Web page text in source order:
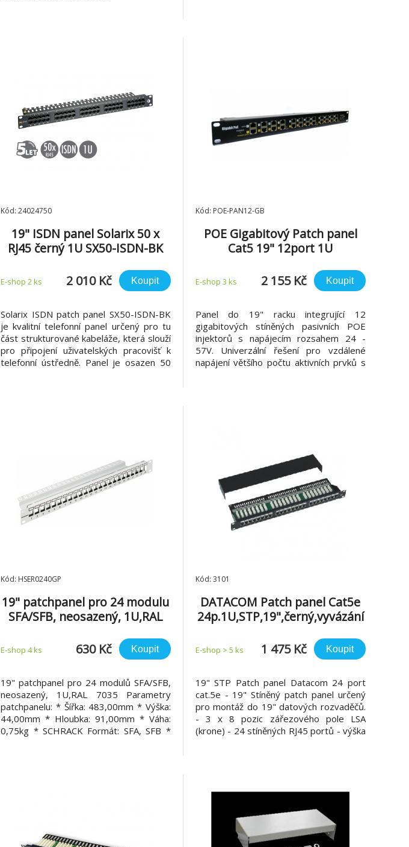
Kód: 24024750
19" ISDN panel Solarix 50 x
RJ45 černý 1U SX50-ISDN-BK
E-shop 2 ks 2 010 Kč Koupit
Solarix ISDN patch panel SX50-ISDN-BK
je kvalitní telefonní panel určený pro tu
část strukturované kabeláže, která slouží
pro připojení uživatelských pracovišť k
telefonní ústředně. Panel je osazen 50
Kód: POE-PAN12-GB
POE Gigabitový Patch panel
Cat5 19" 12port 1U
E-shop 3 ks 2 155 Kč Koupit
Panel do 19" racku integrující 12
gigabitových stíněných pasivních POE
injektorů s napájecím rozsahem 24 -
57V. Univerzální řešení pro vzdálené
napájení většího počtu aktivních prvků s
Kód: HSER0240GP
19" patchpanel pro 24 modulu
SFA/SFB, neosazený, 1U,RAL
E-shop 4 ks 630 Kč Koupit
19" patchpanel pro 24 modulů SFA/SFB,
neosazený, 1U,RAL 7035 Parametry
patchpanelu: * Šířka: 483,00mm * Výška:
44,00mm * Hloubka: 91,00mm * Váha:
0,75kg * SCHRACK Formát: SFA, SFB *
Kód: 3101
DATACOM Patch panel Cat5e
24p.1U,STP,19",černý,vyvázání
E-shop > 5 ks 1 475 Kč Koupit
19" STP Patch panel Datacom 24 port
cat.5e - 19" Stíněný patch panel určený
pro montáž do 19" datových rozvaděčů.
- 3 x 8 pozic zářezového pole LSA
(krone) - 24 stíněných RJ45 portů - výška